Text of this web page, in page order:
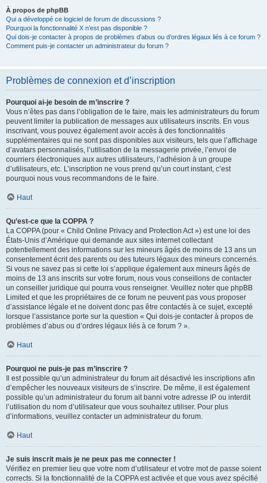
À propos de phpBB
Qui a développé ce logiciel de forum de discussions ?
Pourquoi la fonctionnalité X n’est pas disponible ?
Qui dois-je contacter à propos de problèmes d’abus ou d’ordres légaux liés à ce forum ?
Comment puis-je contacter un administrateur du forum ?
Problèmes de connexion et d’inscription
Pourquoi ai-je besoin de m’inscrire ?
Vous n’êtes pas dans l’obligation de le faire, mais les administrateurs du forum
peuvent limiter la publication de messages aux utilisateurs inscrits. En vous
inscrivant, vous pouvez également avoir accès à des fonctionnalités
supplémentaires qui ne sont pas disponibles aux visiteurs, tels que l’affichage
d’avatars personnalisés, l’utilisation de la messagerie privée, l’envoi de
courriers électroniques aux autres utilisateurs, l’adhésion à un groupe
d’utilisateurs, etc. L’inscription ne vous prend qu’un court instant, c’est
pourquoi nous vous recommandons de le faire.
Haut
Qu’est-ce que la COPPA ?
La COPPA (pour « Child Online Privacy and Protection Act ») est une loi des
États-Unis d’Amérique qui demande aux sites internet collectant
potentiellement des informations sur les mineurs âgés de moins de 13 ans un
consentement écrit des parents ou des tuteurs légaux des mineurs concernés.
Si vous ne savez pas si cette loi s’applique également aux mineurs âgés de
moins de 13 ans inscrits sur votre forum, nous vous conseillons de contacter
un conseiller juridique qui pourra vous renseigner. Veuillez noter que phpBB
Limited et que les propriétaires de ce forum ne peuvent pas vous proposer
d’assistance légale et ne doivent donc pas être contactés à ce sujet, excepté
lorsque l’assistance porte sur la question « Qui dois-je contacter à propos de
problèmes d’abus ou d’ordres légaux liés à ce forum ? ».
Haut
Pourquoi ne puis-je pas m’inscrire ?
Il est possible qu’un administrateur du forum ait désactivé les inscriptions afin
d’empêcher les nouveaux visiteurs de s’inscrire. De même, il est également
possible qu’un administrateur du forum ait banni votre adresse IP ou interdit
l’utilisation du nom d’utilisateur que vous souhaitez utiliser. Pour plus
d’informations, veuillez contacter un administrateur du forum.
Haut
Je suis inscrit mais je ne peux pas me connecter !
Vérifiez en premier lieu que votre nom d’utilisateur et votre mot de passe soient
corrects. Si la fonctionnalité de la COPPA est activée et que vous avez spécifié